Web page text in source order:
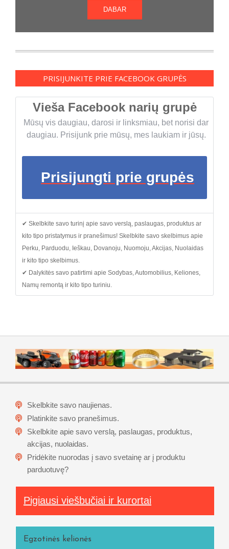
DABAR
PRISIJUNKITE PRIE FACEBOOK GRUPĖS
Vieša Facebook narių grupė
Mūsų vis daugiau, darosi ir linksmiau, bet norisi dar
daugiau. Prisijunk prie mūsų, mes laukiam ir jūsų.
Prisijungti prie grupės
✔ Skelbkite savo turinį apie savo verslą, paslaugas, produktus ar
kito tipo pristatymus ir pranešimus! Skelbkite savo skelbimus apie
Perku, Parduodu, Ieškau, Dovanoju, Nuomoju, Akcijas, Nuolaidas
ir kito tipo skelbimus.
✔ Dalykitės savo patirtimi apie Sodybas, Automobilius, Keliones,
Namų remontą ir kito tipo turiniu.
Skelbkite savo naujienas.
Platinkite savo pranešimus.
Skelbkite apie savo verslą, paslaugas, produktus,
akcijas, nuolaidas.
Pridėkite nuorodas į savo svetainę ar į produktu
parduotuvę?
Pigiausi viešbučiai ir kurortai
Egzotinės kelionės